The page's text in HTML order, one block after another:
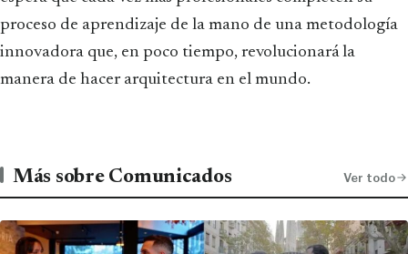
proceso de aprendizaje de la mano de una metodología
innovadora que, en poco tiempo, revolucionará la
manera de hacer arquitectura en el mundo.
Más sobre Comunicados Ver todo